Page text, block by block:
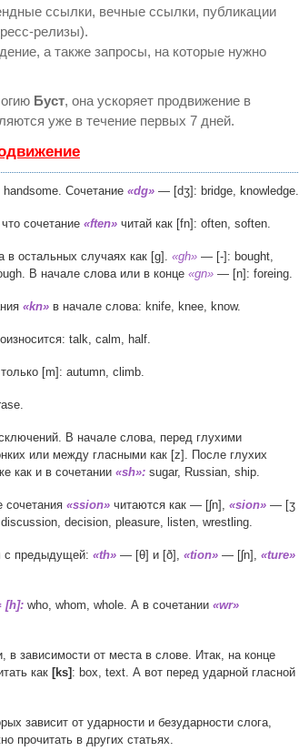
ссылки, вечные ссылки, публикации
релизы).
а также запросы, на которые нужно
Буст, она ускоряет продвижение в
уже в течение первых 7 дней.
Сочетание «dg» — [dʒ]: bridge, knowledge.
сочетание «ften» читай как [fn]: often, soften.
в остальных случаях как [g]. «gh» — [-]: bought,
В начале слова или в конце «gn» — [n]: foreing.
«kn» в начале слова: knife, knee, know.
talk, calm, half.
[m]: autumn, climb.
В начале слова, перед глухими
или между гласными как [z]. После глухих
как и в сочетании «sh»: sugar, Russian, ship.
сочетания «ssion» читаются как — [ʃn], «sion» — [ʒ
decision, pleasure, listen, wrestling.
с предыдущей: «th» — [θ] и [ð], «tion» — [ʃn], «ture»
[h]: who, whom, whole. А в сочетании «wr»
в зависимости от места в слове. Итак, на конце
как [ks] : box, text. А вот перед ударной гласной
зависит от ударности и безударности слога,
прочитать в других статьях.